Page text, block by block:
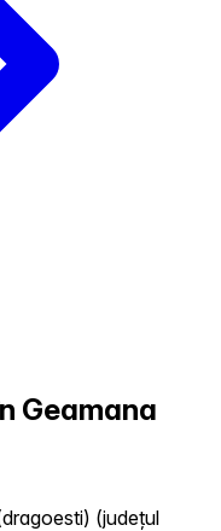
Geamana
(județul